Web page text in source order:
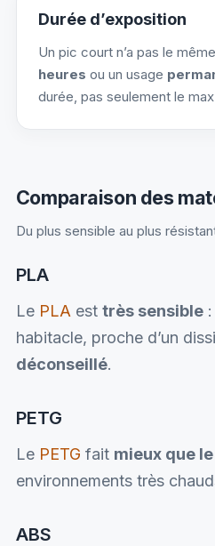
Durée d’exposition
Un pic court n’a pas le
heures ou un usage
durée, pas seulement le
Comparaison des
Du plus sensible au plus
PLA
Le PLA est très sensible:
habitacle, proche d’un
déconseillé.
PETG
Le PETG fait mieux que le
environnements très
ABS